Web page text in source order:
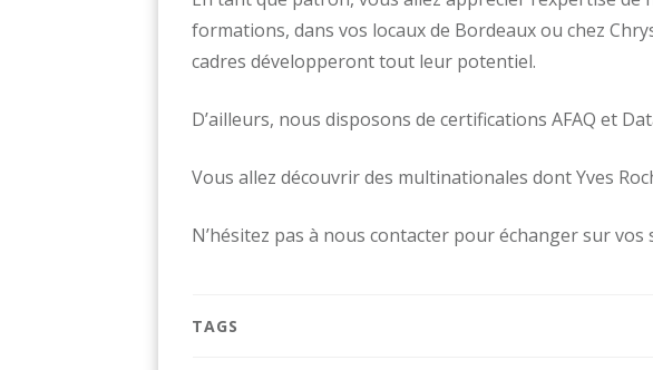
formations, dans vos locaux de Bordeaux ou chez
cadres développeront tout leur potentiel.
D’ailleurs, nous disposons de certifications AFAQ et
Vous allez découvrir des multinationales dont Yves
N’hésitez pas à nous contacter pour échanger sur vos
TAGS